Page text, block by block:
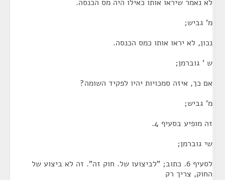
לא נאמר שיראו אותו כאילו היה מס הכנסה.
מ' גביש;
נכון, לא יראו אותו כמס הכנסה.
ש ' גוברמן;
אם כך, איזה סמכויות יהיו לפקיד השומה?
מ' גביש;
זה מופיע בסעיף 4.
שי גוברמן;
לסעיף 6. כתוב; "לביצועו של. חוק זה". זה לא ביצוע של
החוק, צריך רק